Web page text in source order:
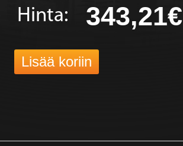
Hinta: 343,21€